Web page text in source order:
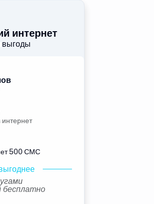
интернет
выгоды
500 СМС
бесплатно